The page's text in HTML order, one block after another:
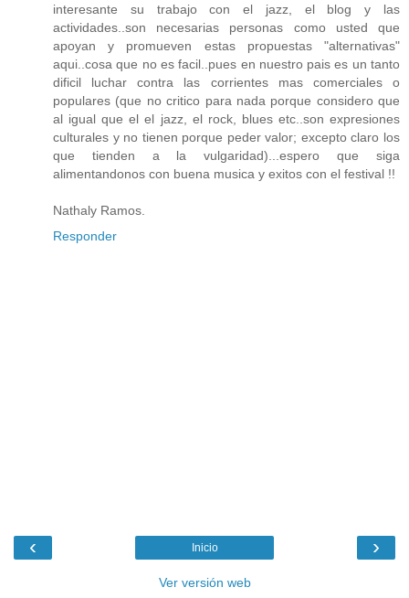
interesante su trabajo con el jazz, el blog y las
actividades..son necesarias personas como usted que
apoyan y promueven estas propuestas "alternativas"
aqui..cosa que no es facil..pues en nuestro pais es un tanto
dificil luchar contra las corrientes mas comerciales o
populares (que no critico para nada porque considero que
al igual que el el jazz, el rock, blues etc..son expresiones
culturales y no tienen porque peder valor; excepto claro los
que tienden a la vulgaridad)...espero que siga
alimentandonos con buena musica y exitos con el festival !!
Nathaly Ramos.
Responder
‹ ›
Inicio
Ver versión web